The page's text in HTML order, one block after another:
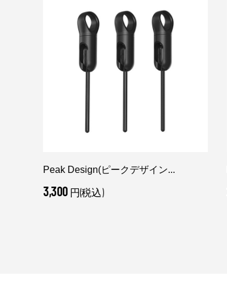
Peak Design(ピークデザイン...
3,300 円(税込)